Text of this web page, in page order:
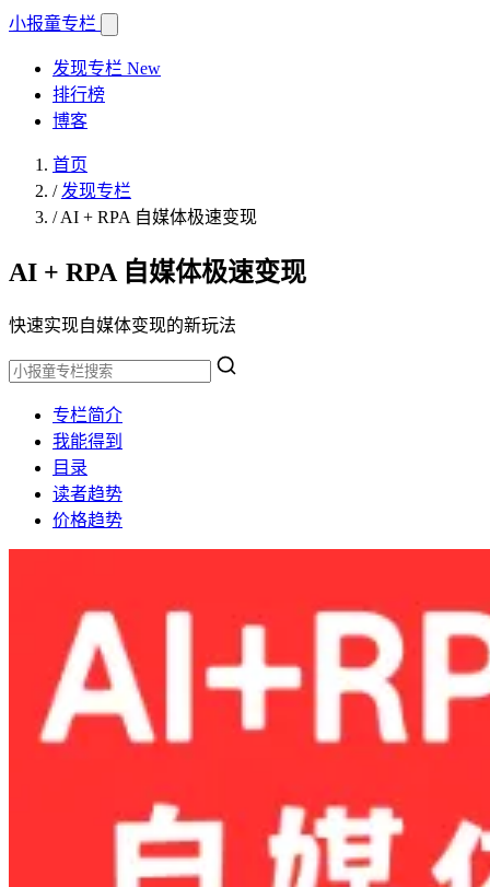
小报童专栏
发现专栏 New
排行榜
博客
首页
/ 发现专栏
/AI + RPA 自媒体极速变现
AI + RPA 自媒体极速变现
快速实现自媒体变现的新玩法
专栏简介
我能得到
目录
读者趋势
价格趋势